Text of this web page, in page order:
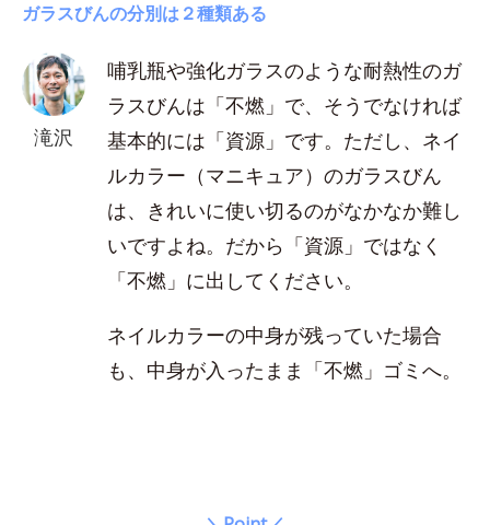
ガラスびんの分別は２種類ある
滝沢
哺乳瓶や強化ガラスのような耐熱性のガ
ラスびんは「不燃」で、そうでなければ
基本的には「資源」です。ただし、ネイ
ルカラー（マニキュア）のガラスびん
は、きれいに使い切るのがなかなか難し
いですよね。だから「資源」ではなく
「不燃」に出してください。
ネイルカラーの中身が残っていた場合
も、中身が入ったまま「不燃」ゴミへ。